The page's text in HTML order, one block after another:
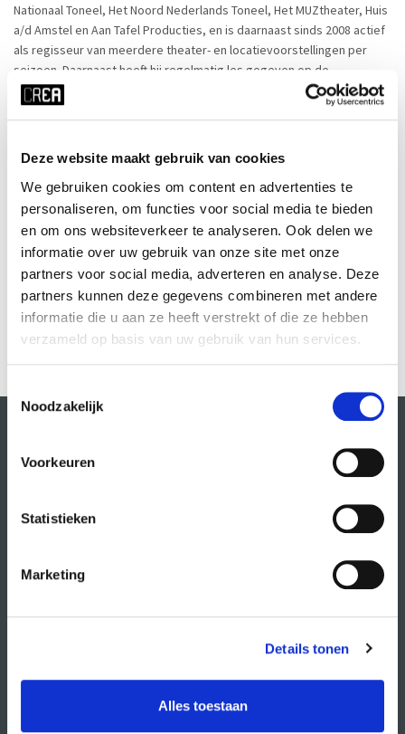
Deze website maakt gebruik van cookies
We gebruiken cookies om content en advertenties te
personaliseren, om functies voor social media te bieden
en om ons websiteverkeer te analyseren. Ook delen we
informatie over uw gebruik van onze site met onze
partners voor social media, adverteren en analyse. Deze
partners kunnen deze gegevens combineren met andere
informatie die u aan ze heeft verstrekt of die ze hebben
verzameld op basis van uw gebruik van hun services.
Noodzakelijk
Voorkeuren
Statistieken
Marketing
Details tonen
Alles toestaan
Nationaal Toneel, Het Noord Nederlands Toneel, Het MUZtheater, Huis
a/d Amstel en Aan Tafel Producties, en is daarnaast sinds 2008 actief
als regisseur van meerdere theater- en locatievoorstellingen per
seizoen. Daarnaast heeft hij regelmatig les gegeven op de
Amsterdamse Toneel & Kleinkunst Academie, De Acteursschool, De
Amsterdamse Theater Academie, Acteeropleiding De Jaargang van
Trap, Theateropleiding Selma Susanna, Studio P-ACT en de MBO
Theaterschool in Rotterdam. Olaf Pieters geeft nu 20 jaar bijna
dagelijks les in de methode van Woudenberg en heeft als acteur bij
Studio 5 in 14 verschillende producties onder regie van Helmert
Woudenberg gespeeld.
Cursussen door deze docent: